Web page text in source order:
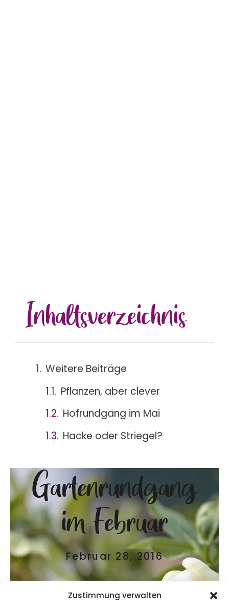
Zustimmung verwalten
Gartenrundgang
im Februar
Februar 28, 2016
Inhaltsverzeichnis
Weitere Beiträge
Pflanzen, aber clever
Hofrundgang im Mai
Hacke oder Striegel?